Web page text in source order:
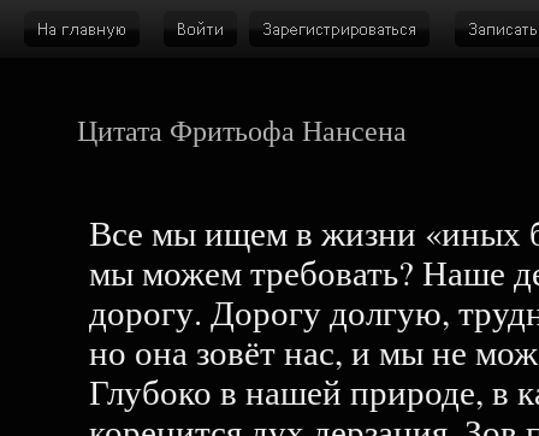
Цитата Фритьофа Нансена
Все мы ищем в жизни «иных
мы можем требовать? Наше
дорогу. Дорогу долгую,
но она зовёт нас, и мы не
Глубоко в нашей природе, в